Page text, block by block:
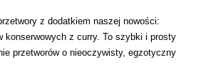
z dodatkiem naszej nowości:
konserwowych z curry. To szybki i prosty
przetworów o nieoczywisty, egzotyczny